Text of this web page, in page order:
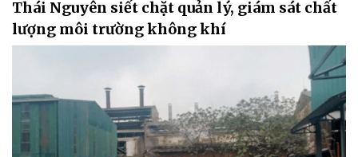
Thái Nguyên siết chặt quản lý, giám sát chất
lượng môi trường không khí